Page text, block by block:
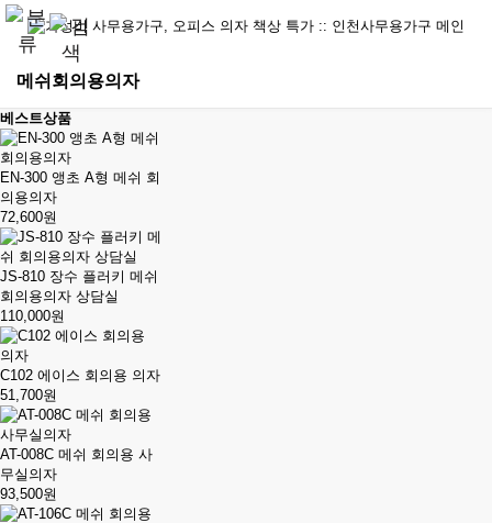
메쉬회의용의자
베스트상품
EN-300 앵초 A형 메쉬 회
의용의자
72,600원
JS-810 장수 플러키 메쉬
회의용의자 상담실
110,000원
C102 에이스 회의용 의자
51,700원
AT-008C 메쉬 회의용 사
무실의자
93,500원